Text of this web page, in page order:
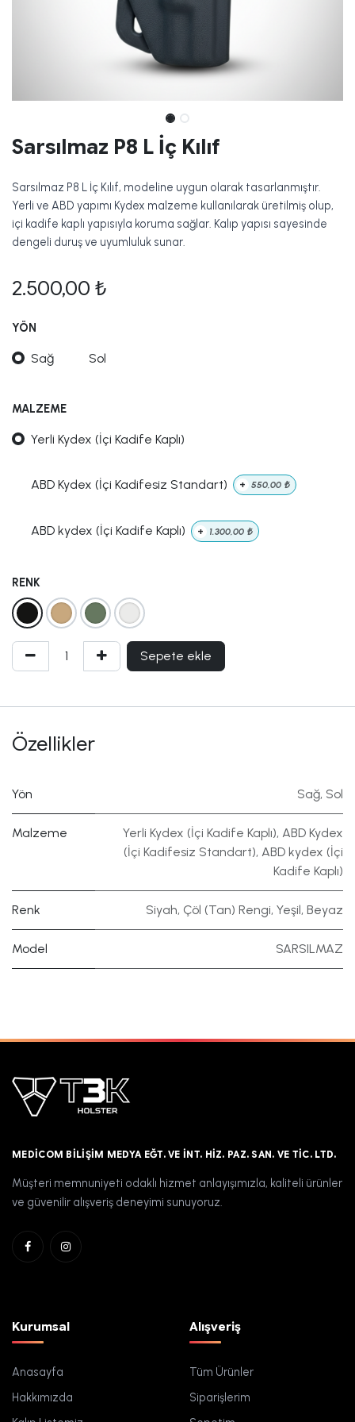
Sarsılmaz P8 L İç Kılıf
Sarsılmaz P8 L İç Kılıf, modeline uygun olarak tasarlanmıştır.
Yerli ve ABD yapımı Kydex malzeme kullanılarak üretilmiş olup,
içi kadife kaplı yapısıyla koruma sağlar. Kalıp yapısı sayesinde
dengeli duruş ve uyumluluk sunar.
2.500,00 ₺
YÖN
Sağ Sol
MALZEME
Yerli Kydex (İçi Kadife Kaplı)
ABD Kydex (İçi Kadifesiz Standart) + 550,00 ₺
ABD kydex (İçi Kadife Kaplı) + 1.300,00 ₺
RENK
Sepete ekle
Özellikler
Yön Sağ, Sol
Malzeme Yerli Kydex (İçi Kadife Kaplı), ABD Kydex
(İçi Kadifesiz Standart), ABD kydex (İçi
Kadife Kaplı)
Renk Siyah, Çöl (Tan) Rengi, Yeşil, Beyaz
Model SARSILMAZ
MEDICOM BILIŞIM MEDYA EĞT. VE İNT. HIZ. PAZ. SAN. VE TIC. LTD.
Müşteri memnuniyeti odaklı hizmet anlayışımızla, kaliteli ürünler
ve güvenilir alışveriş deneyimi sunuyoruz.
Kurumsal
Anasayfa
Hakkımızda
Alışveriş
Tüm Ürünler
Siparişlerim